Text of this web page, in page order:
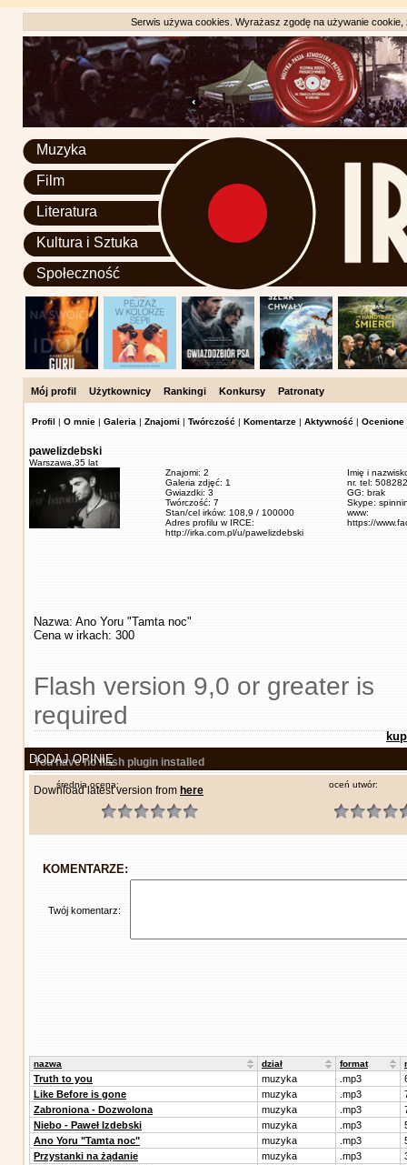
Serwis używa cookies. Wyrażasz zgodę na używanie
Muzyka
Film
Literatura
Kultura i Sztuka
Społeczność
Mój profil Użytkownicy Rankingi Konkursy Patronaty
Profil | O mnie | Galeria | Znajomi | Twórczość | Komentarze | Aktywność | Ocenione
pawelizdebski
Warszawa, 35 lat
Znajomi: 2
Galeria zdjęć: 1
Gwiazdki: 3
Twórczość: 7
Stan/cel irków: 108,9 / 100000
Adres profilu w IRCE:
http://irka.com.pl/u/pawelizdebski
Imię i
nr. tel:
GG: brak
Skype:
www:
https://
Nazwa: Ano Yoru "Tamta noc"
Cena w irkach: 300
Flash version 9,0 or greater is
required
You have no flash plugin installed
Download latest version from here
DODAJ OPINIĘ
średnia ocena: oceń utwór:
KOMENTARZE:
Twój komentarz:
nazwa dział format
Truth to you muzyka .mp3
Like Before is gone
muzyka .mp3
Zabroniona - Dozwolona
muzyka .mp3
Niebo - Paweł Izdebski
muzyka .mp3
Ano Yoru "Tamta noc"
muzyka .mp3
Przystanki na żądanie
muzyka .mp3